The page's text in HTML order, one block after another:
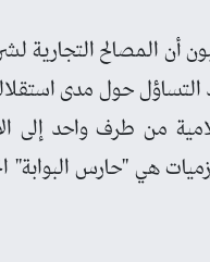
المصالح التجارية
حول مدى
من طرف واحد إلى
هي "حارس البوابة"